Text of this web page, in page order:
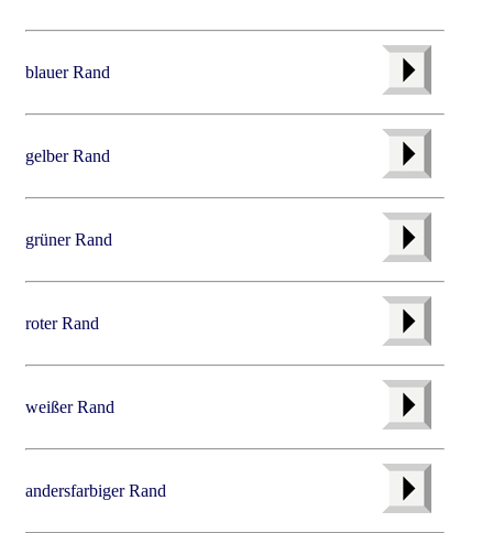
blauer Rand
gelber Rand
grüner Rand
roter Rand
weißer Rand
andersfarbiger Rand